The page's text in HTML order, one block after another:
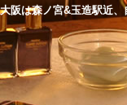
阪は森ノ宮&玉造駅近